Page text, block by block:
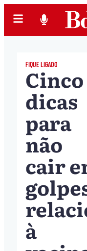
FIQUE LIGADO
Cinco
dicas
para
não
cair
à